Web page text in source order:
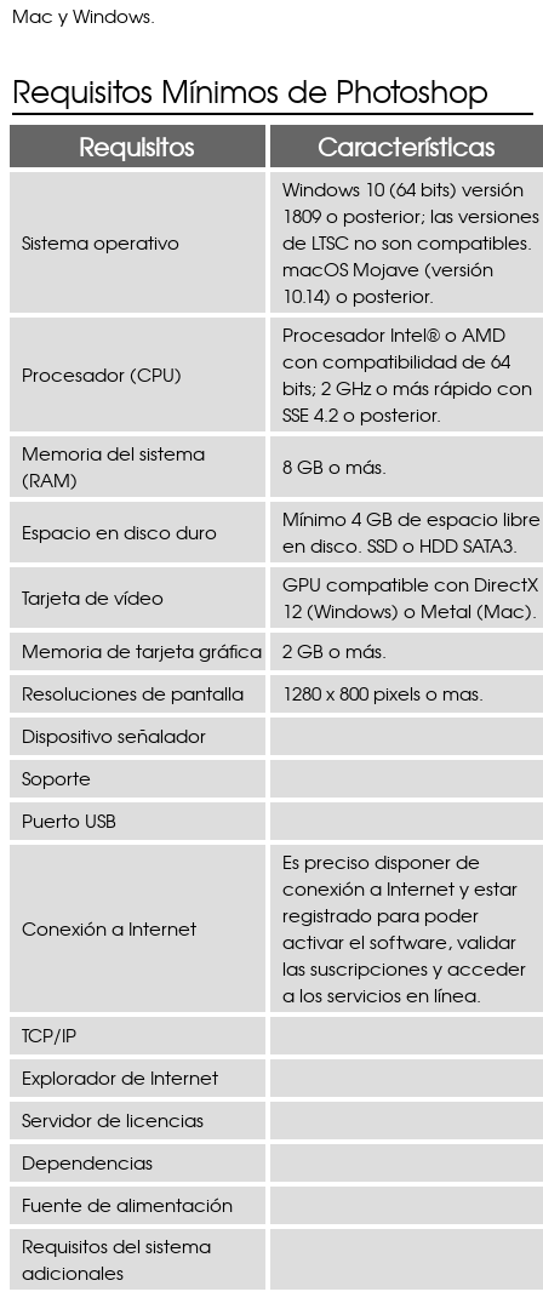
Mac y Windows.
Requisitos Mínimos de Photoshop
Requisitos Características
Sistema operativo
Windows 10 (64 bits) versión
1809 o posterior; las versiones
de LTSC no son compatibles.
macOS Mojave (versión
10.14) o posterior.
Procesador (CPU)
Procesador Intel® o AMD
con compatibilidad de 64
bits; 2 GHz o más rápido con
SSE 4.2 o posterior.
Memoria del sistema
(RAM)
8 GB o más.
Espacio en disco duro
Mínimo 4 GB de espacio libre
en disco. SSD o HDD SATA3.
Tarjeta de vídeo
GPU compatible con DirectX
12 (Windows) o Metal (Mac).
Memoria de tarjeta gráfica
2 GB o más.
Resoluciones de pantalla
1280 x 800 pixels o mas.
Dispositivo señalador
Soporte
Puerto USB
Conexión a Internet
Es preciso disponer de
conexión a Internet y estar
registrado para poder
activar el software, validar
las suscripciones y acceder
a los servicios en línea.
TCP/IP
Explorador de Internet
Servidor de licencias
Dependencias
Fuente de alimentación
Requisitos del sistema
adicionales